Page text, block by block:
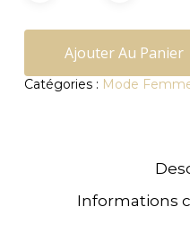
Ajouter Au Panier
Catégories : Mode
Informations